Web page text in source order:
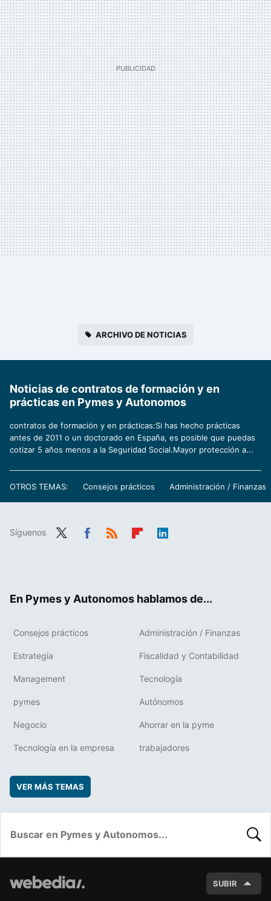
ARCHIVO DE NOTICIAS
Noticias de contratos de formación y en
prácticas en Pymes y Autonomos
contratos de formación y en prácticas:Si has hecho prácticas
antes de 2011 o un doctorado en España, es posible que puedas
cotizar 5 años menos a la Seguridad Social.Mayor protección a...
OTROS TEMAS: Consejos prácticos Administración / Finanzas
Síguenos
En Pymes y Autonomos hablamos de...
Consejos prácticos Administración / Finanzas
Estrategia Fiscalidad y Contabilidad
Management Tecnología
pymes Autónomos
Negocio Ahorrar en la pyme
Tecnología en la empresa trabajadores
VER MÁS TEMAS
SUBIR